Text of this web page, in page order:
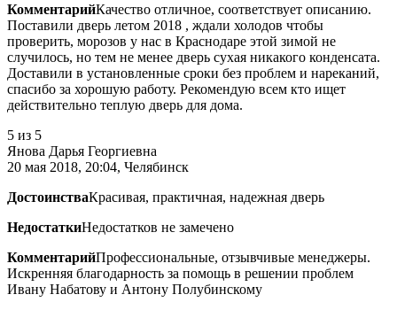
КомментарийКачество отличное, соответствует описанию.
Поставили дверь летом 2018 , ждали холодов чтобы
проверить, морозов у нас в Краснодаре этой зимой не
случилось, но тем не менее дверь сухая никакого конденсата.
Доставили в установленные сроки без проблем и нареканий,
спасибо за хорошую работу. Рекомендую всем кто ищет
действительно теплую дверь для дома.
5 из 5
Янова Дарья Георгиевна
20 мая 2018, 20:04, Челябинск
ДостоинстваКрасивая, практичная, надежная дверь
НедостаткиНедостатков не замечено
КомментарийПрофессиональные, отзывчивые менеджеры.
Искренняя благодарность за помощь в решении проблем
Ивану Набатову и Антону Полубинскому